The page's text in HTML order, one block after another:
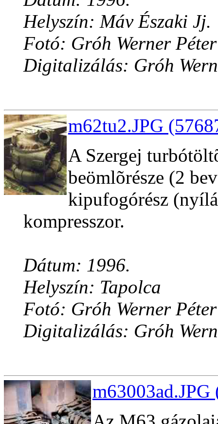
Helyszín: Máv Északi Jj.
Fotó: Gróh Werner Péter
Digitalizálás: Gróh
m62tu2.JPG
A Szergej
beömlõrésze (2
kipufogórész
kompresszor.
Dátum: 1996.
Helyszín: Tapolca
Fotó: Gróh Werner Péter
Digitalizálás: Gróh